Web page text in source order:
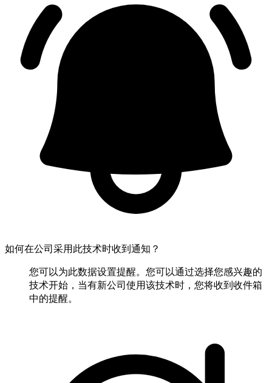
如何在公司采用此技术时收到通知？
您可以为此数据设置提醒。您可以通过选择您感兴趣的
技术开始，当有新公司使用该技术时，您将收到收件箱
中的提醒。